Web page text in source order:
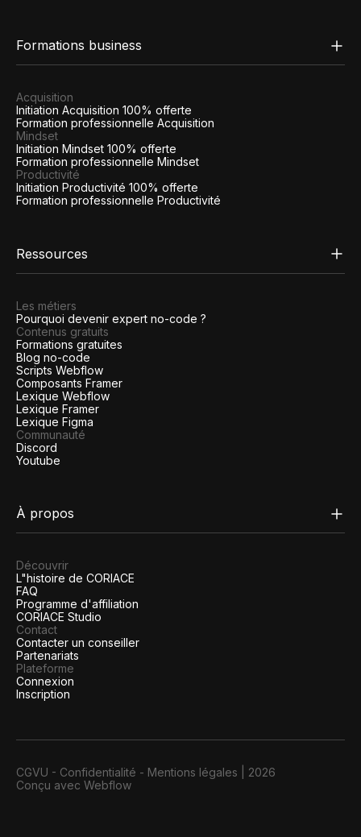
Formations business
Acquisition
Initiation Acquisition 100% offerte
Formation professionnelle Acquisition
Mindset
Initiation Mindset 100% offerte
Formation professionnelle Mindset
Productivité
Initiation Productivité 100% offerte
Formation professionnelle Productivité
Ressources
Les métiers
Pourquoi devenir expert no-code ?
Contenus gratuits
Formations gratuites
Blog no-code
Scripts Webflow
Composants Framer
Lexique Webflow
Lexique Framer
Lexique Figma
Communauté
Discord
Youtube
À propos
Découvrir
L"histoire de CORIACE
FAQ
Programme d'affiliation
CORIACE Studio
Contact
Contacter un conseiller
Partenariats
Plateforme
Connexion
Inscription
CGVU - Confidentialité - Mentions légales
2026
Conçu avec Webflow